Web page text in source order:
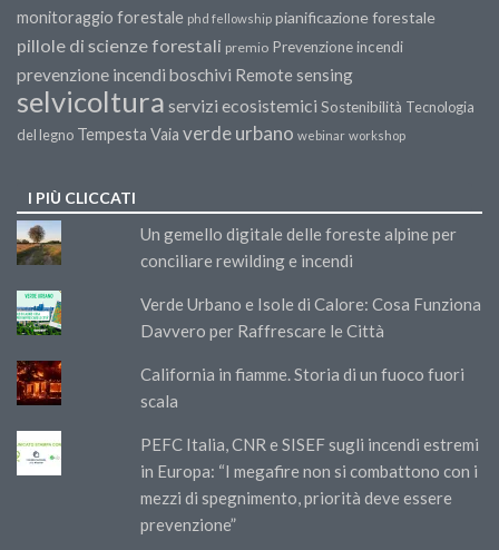
monitoraggio forestale phd fellowship pianificazione forestale
pillole di scienze forestali premio Prevenzione incendi
prevenzione incendi boschivi Remote sensing
selvicoltura servizi ecosistemici Sostenibilità Tecnologia
del legno Tempesta Vaia verde urbano webinar workshop
I PIÙ CLICCATI
Un gemello digitale delle foreste alpine per
conciliare rewilding e incendi
Verde Urbano e Isole di Calore: Cosa Funziona
Davvero per Raffrescare le Città
California in fiamme. Storia di un fuoco fuori
scala
PEFC Italia, CNR e SISEF sugli incendi estremi
in Europa: “I megafire non si combattono con i
mezzi di spegnimento, priorità deve essere
prevenzione”